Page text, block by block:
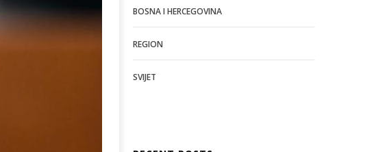
BOSNA I HERCEGOVINA
REGION
SVIJET